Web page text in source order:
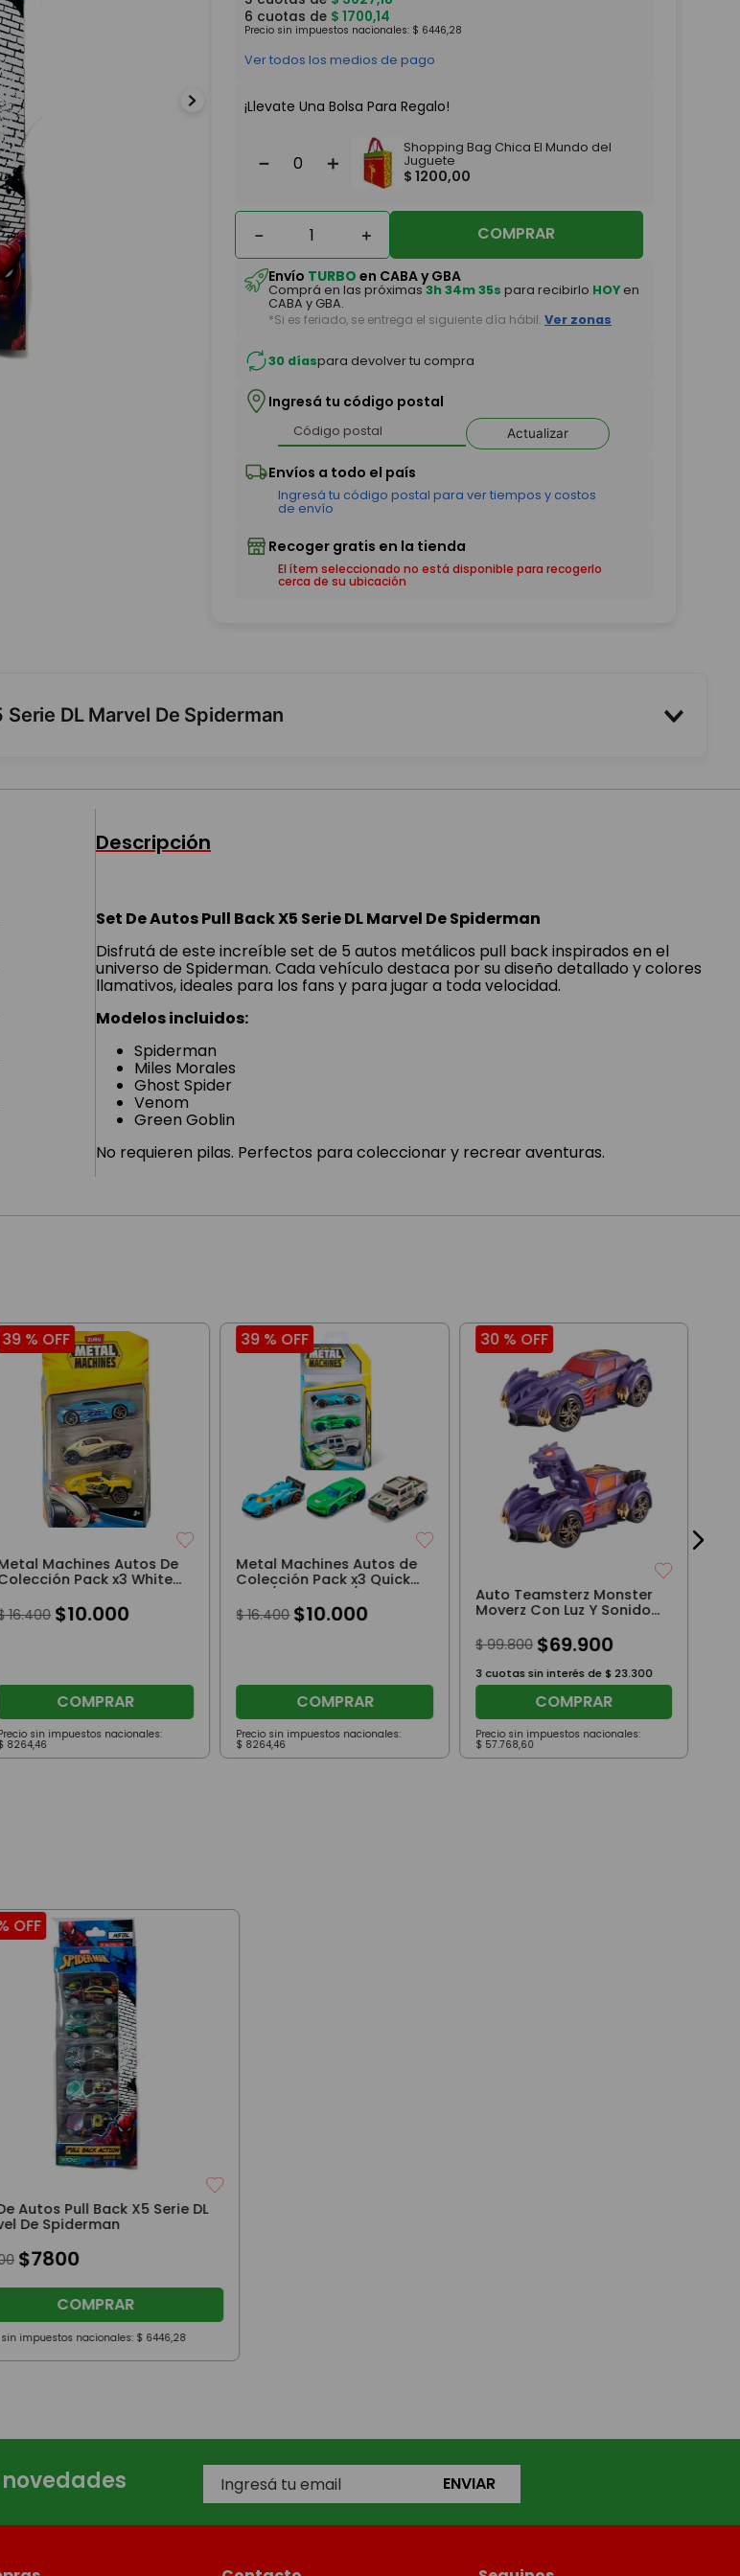
6 cuotas de $ 1700,14
Precio sin impuestos nacionales: $ 6446,28
Ver todos los medios de pago
¡Llevate Una Bolsa Para Regalo!
＋
－
Shopping Bag Chica El Mundo del
Juguete
$ 1200,00
＋
－ COMPRAR
Envío TURBO en CABA y GBA
Comprá en las próximas3h 34m 33s para recibirlo HOYen
CABA y GBA.
*Si es feriado, se entrega el siguiente día hábil. Ver zonas
30 díaspara devolver tu compra
Ingresá tu código postal
Actualizar
El ítem seleccionado no está disponible para recogerlo
cerca de su ubicación
DL Marvel De Spiderman
Descripción
Set De Autos Pull Back X5 Serie DL Marvel De Spiderman
Disfrutá de este increíble set de 5 autos metálicos pull back inspirados en el
universo de Spiderman. Cada vehículo destaca por su diseño detallado y colores
llamativos, ideales para los fans y para jugar a toda velocidad.
Modelos incluidos:
Spiderman
Miles Morales
Ghost Spider
Venom
Green Goblin
No requieren pilas. Perfectos para coleccionar y recrear aventuras.
39 % OFF
Machines Autos De
Pack x3 White
16.400 $10.000
COMPRAR
sin impuestos nacionales:
8264,46
39 % OFF
Metal Machines Autos de
Colección Pack x3 Quick
$ 16.400 $10.000
COMPRAR
Precio sin impuestos nacionales:
$ 8264,46
30 % OFF
Auto Teamsterz Monster
Moverz Con Luz Y Sonido
$ 99.800 $69.900
3 cuotas sin interés de $23.300
COMPRAR
Precio sin impuestos nacionales:
$ 57.768,60
OFF
Autos Pull Back X5 Serie DL
De Spiderman
$7800
COMPRAR
sin impuestos nacionales: $ 6446,28
ENVIAR